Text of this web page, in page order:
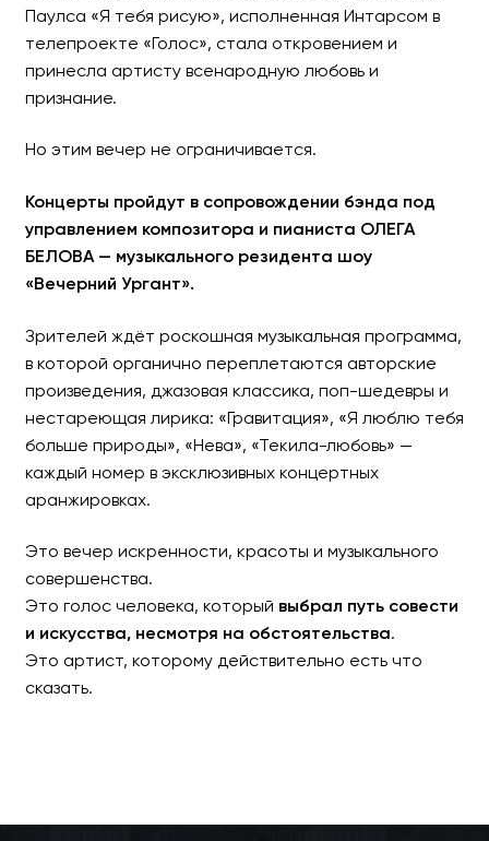
Паулса «Я тебя рисую», исполненная Интарсом в
телепроекте «Голос», стала откровением и
принесла артисту всенародную любовь и
признание.
Но этим вечер не ограничивается.
Концерты пройдут в сопровождении бэнда под
управлением композитора и пианиста ОЛЕГА
БЕЛОВА — музыкального резидента шоу
«Вечерний Ургант».
Зрителей ждёт роскошная музыкальная программа,
в которой органично переплетаются авторские
произведения, джазовая классика, поп-шедевры и
нестареющая лирика: «Гравитация», «Я люблю тебя
больше природы», «Нева», «Текила-любовь» —
каждый номер в эксклюзивных концертных
аранжировках.
Это вечер искренности, красоты и музыкального
совершенства.
Это голос человека, который выбрал путь совести
и искусства, несмотря на обстоятельства.
Это артист, которому действительно есть что
сказать.